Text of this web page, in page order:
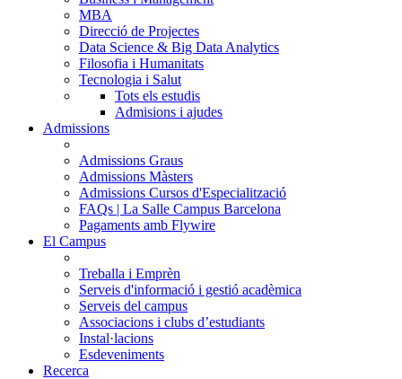
MBA
Direcció de Projectes
Data Science & Big Data Analytics
Filosofia i Humanitats
Tecnologia i Salut
Tots els estudis
Admisions i ajudes
Admissions
Admissions Graus
Admissions Màsters
Admissions Cursos d'Especialització
FAQs | La Salle Campus Barcelona
Pagaments amb Flywire
El Campus
Treballa i Emprèn
Serveis d'informació i gestió acadèmica
Serveis del campus
Associacions i clubs d’estudiants
Instal·lacions
Esdeveniments
Recerca